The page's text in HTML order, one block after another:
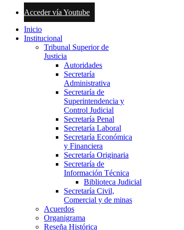
Acceder vía Youtube
Inicio
Institucional
Tribunal Superior de
Justicia
Autoridades
Secretaría
Administrativa
Secretaría de
Superintendencia y
Control Judicial
Secretaría Penal
Secretaría Laboral
Secretaría Económica
y Financiera
Secretaría Originaria
Secretaría de
Información Técnica
Biblioteca Judicial
Secretaría Civil,
Comercial y de minas
Acuerdos
Organigrama
Reseña Histórica